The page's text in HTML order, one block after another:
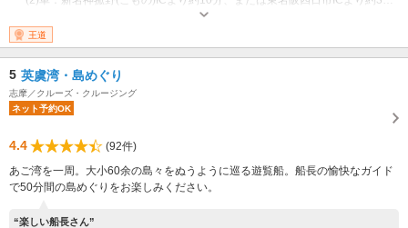
営業時間：【4月～11月】9:00～17：00 【12月～3月】9:00～16：00 休
業日：＜運休のご案内＞強風などの荒天時、又は定期工事による運休がござ
います。詳しくはホームページ(https://www.gozaisho.co.jp/)をご確認くださ
い。
王道
5 英虞湾・島めぐり
志摩／クルーズ・クルージング
ネット予約OK
4.4
(92件)
あご湾を一周。大小60余の島々をぬうように巡る遊覧船。船長の愉快なガイド
で50分間の島めぐりをお楽しみください。
“楽しい船長さん”